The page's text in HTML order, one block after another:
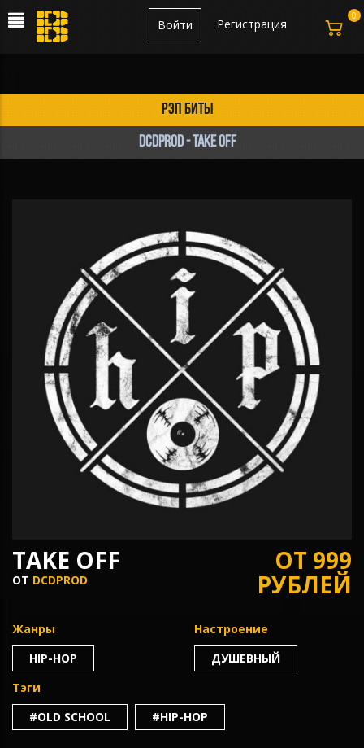
Регистрация
Войти
рэп биты
DCDPROD - Take off
TAKE OFF
ОТ DCDPROD
ОТ 999
РУБЛЕЙ
Жанры
HIP-HOP
Настроение
ДУШЕВНЫЙ
Тэги
#OLD SCHOOL
#HIP-HOP
0